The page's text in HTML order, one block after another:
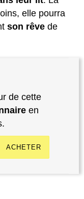
elle pourra
son rêve de
de cette
en
ACHETER